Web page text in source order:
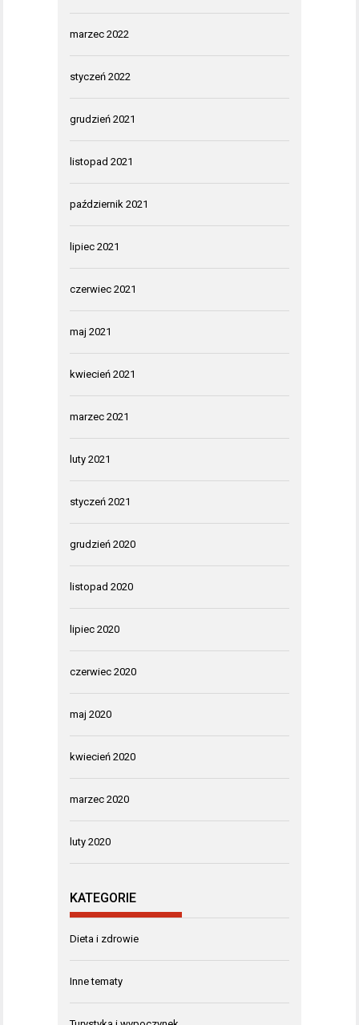
marzec 2022
styczeń 2022
grudzień 2021
listopad 2021
październik 2021
lipiec 2021
czerwiec 2021
maj 2021
kwiecień 2021
marzec 2021
luty 2021
styczeń 2021
grudzień 2020
listopad 2020
lipiec 2020
czerwiec 2020
maj 2020
kwiecień 2020
marzec 2020
luty 2020
KATEGORIE
Dieta i zdrowie
Inne tematy